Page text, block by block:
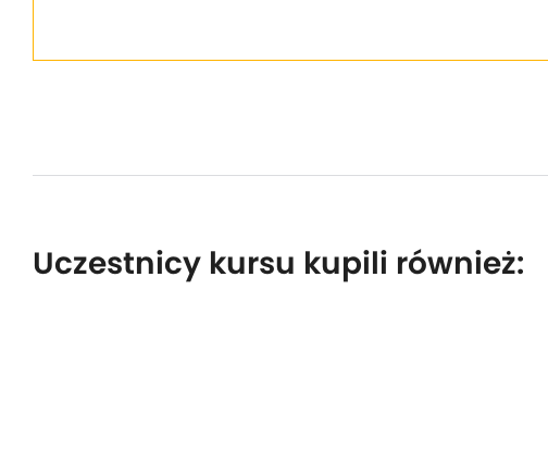
Uczestnicy kursu kupili również: